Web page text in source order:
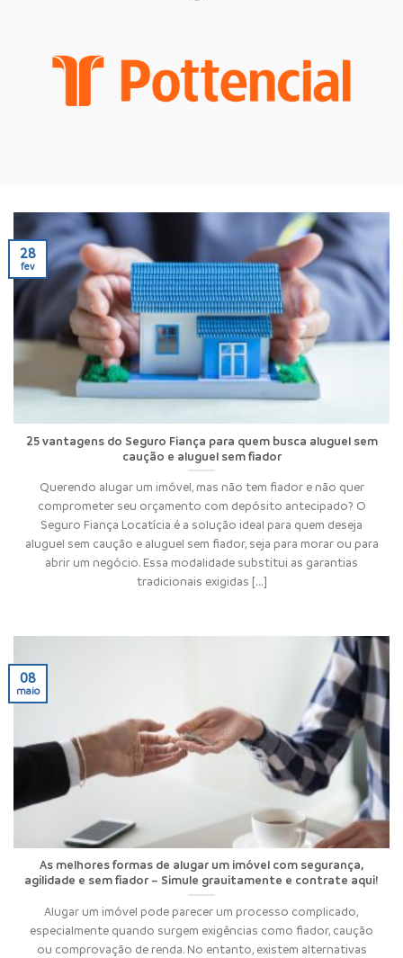
25 vantagens do Seguro Fiança para quem busca aluguel sem
caução e aluguel sem fiador
Querendo alugar um imóvel, mas não tem fiador e não quer
comprometer seu orçamento com depósito antecipado? O
Seguro Fiança Locatícia é a solução ideal para quem deseja
aluguel sem caução e aluguel sem fiador, seja para morar ou para
abrir um negócio. Essa modalidade substitui as garantias
tradicionais exigidas [...]
28
fev
As melhores formas de alugar um imóvel com segurança,
agilidade e sem fiador – Simule grauitamente e contrate aqui!
Alugar um imóvel pode parecer um processo complicado,
especialmente quando surgem exigências como fiador, caução
ou comprovação de renda. No entanto, existem alternativas
08
maio